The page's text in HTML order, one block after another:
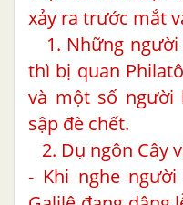
xảy ra trước mắt
1. Những người
thì bị quan
và một số người
sập đè chết.
2. Dụ ngôn Cây
- Khi nghe